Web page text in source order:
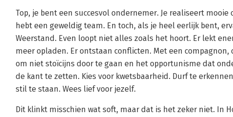
Top, je bent een succesvol ondernemer. Je realiseert
hebt een geweldig team. En toch, als je heel eerlijk bent,
Weerstand. Even loopt niet alles zoals het hoort. Er lekt
meer opladen. Er ontstaan conflicten. Met een
om niet stoïcijns door te gaan en het opportunisme dat
de kant te zetten. Kies voor kwetsbaarheid. Durf te
stil te staan. Wees lief voor jezelf.
Dit klinkt misschien wat soft, maar dat is het zeker niet. In